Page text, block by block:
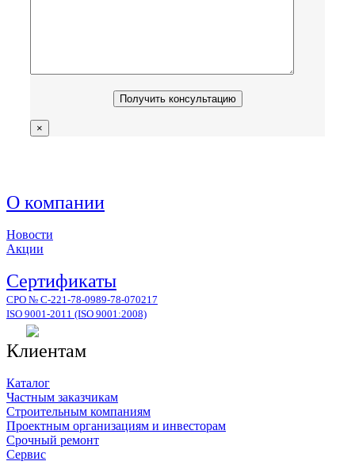
×
О компании
Новости
Акции
Сертификаты
СРО № С-221-78-0989-78-070217
ISO 9001-2011 (ISO 9001:2008)
Клиентам
Каталог
Частным заказчикам
Строительным компаниям
Проектным организациям и инвесторам
Срочный ремонт
Сервис